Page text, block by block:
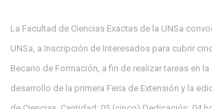
La Facultad de Ciencias Exactas de la UNSa
UNSa, a Inscripción de Interesados para cubrir
Becario de Formación, a fin de realizar tareas en
desarrollo de la primera Feria de Extensión y la